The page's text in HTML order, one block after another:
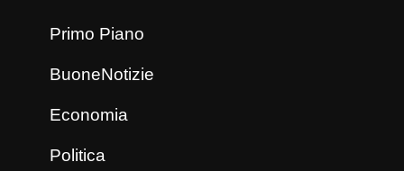
Primo Piano
BuoneNotizie
Economia
Politica